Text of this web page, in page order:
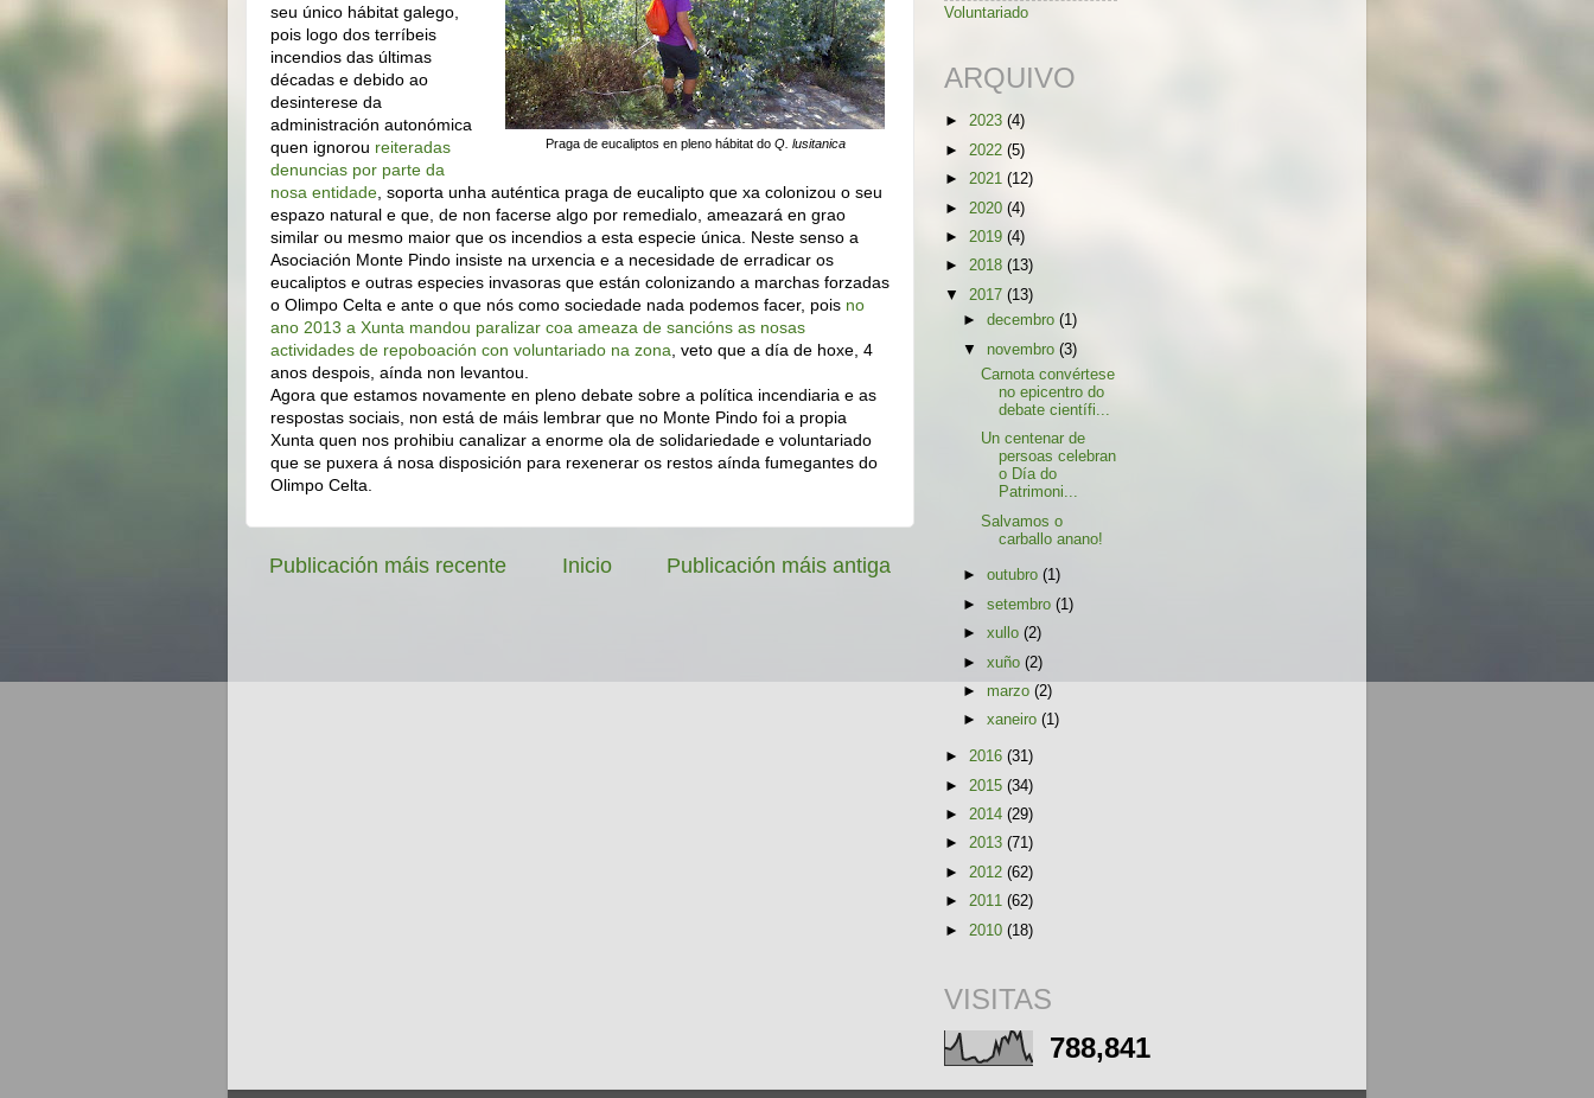
Praga de eucaliptos en pleno hábitat do Q. lusitanica
seu único hábitat galego,
pois logo dos terríbeis
incendios das últimas
décadas e debido ao
desinterese da
administración autonómica
quen ignorou reiteradas
denuncias por parte da
nosa entidade , soporta unha auténtica praga de eucalipto que xa colonizou o seu
espazo natural e que, de non facerse algo por remedialo, ameazará en grao
similar ou mesmo maior que os incendios a esta especie única. Neste senso a
Asociación Monte Pindo insiste na urxencia e a necesidade de erradicar os
eucaliptos e outras especies invasoras que están colonizando a marchas forzadas
o Olimpo Celta e ante o que nós como sociedade nada podemos facer, pois no
ano 2013 a Xunta mandou paralizar coa ameaza de sancións as nosas
actividades de repoboación con voluntariado na zona , veto que a día de hoxe, 4
anos despois, aínda non levantou.
Agora que estamos novamente en pleno debate sobre a política incendiaria e as
respostas sociais, non está de máis lembrar que no Monte Pindo foi a propia
Xunta quen nos prohibiu canalizar a enorme ola de solidariedade e voluntariado
que se puxera á nosa disposición para rexenerar os restos aínda fumegantes do
Olimpo Celta.
Publicación máis recente Publicación máis antiga
Inicio
Voluntariado
ARQUIVO
► 2023 (4)
► 2022 (5)
► 2021 (12)
► 2020 (4)
► 2019 (4)
► 2018 (13)
▼ 2017 (13)
►decembro(1)
▼ novembro(3)
Carnota convértese
no epicentro do
debate científi...
Un centenar de
persoas celebran
o Día do
Patrimoni...
Salvamos o
carballo anano!
►outubro(1)
►setembro(1)
►xullo(2)
►xuño(2)
► marzo(2)
►xaneiro(1)
► 2016 (31)
► 2015 (34)
► 2014 (29)
► 2013 (71)
► 2012 (62)
► 2011 (62)
► 2010 (18)
VISITAS
788,841